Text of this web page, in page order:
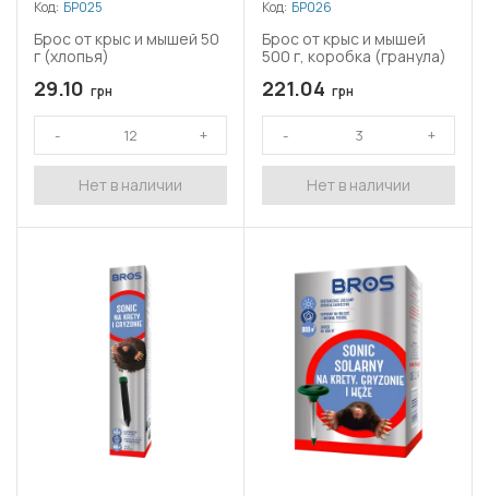
Код: БР025
Брос от крыс и мышей 50
г (хлопья)
29.10 грн
Нет в наличии
Код: БР026
Брос от крыс и мышей
500 г, коробка (гранула)
221.04 грн
Нет в наличии